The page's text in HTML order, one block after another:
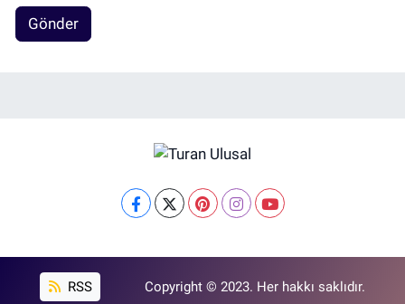
Gönder
RSS Copyright © 2023. Her hakkı saklıdır.